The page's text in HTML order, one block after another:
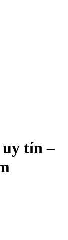
tín –